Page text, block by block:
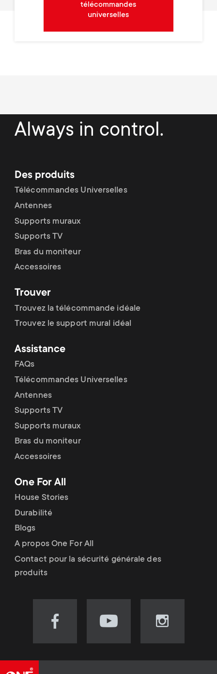
télécommandes
universelles
Always in control.
Des produits
Télécommandes Universelles
Antennes
Supports muraux
Supports TV
Bras du moniteur
Accessoires
Trouver
Trouvez la télécommande idéale
Trouvez le support mural idéal
Assistance
FAQs
Télécommandes Universelles
Antennes
Supports TV
Supports muraux
Bras du moniteur
Accessoires
One For All
House Stories
Durabilité
Blogs
A propos One For All
Contact pour la sécurité générale des
produits
Visit
Visit
Visit